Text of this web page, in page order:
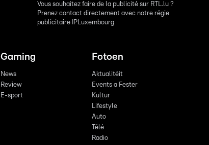
Vous souhaitez faire de la publicité sur RTL.lu ?
Prenez contact directement avec notre régie
publicitaire IPLuxembourg
Gaming
News
Review
E-sport
Fotoen
Aktualitéit
Events a Fester
Kultur
Lifestyle
Auto
Télé
Radio